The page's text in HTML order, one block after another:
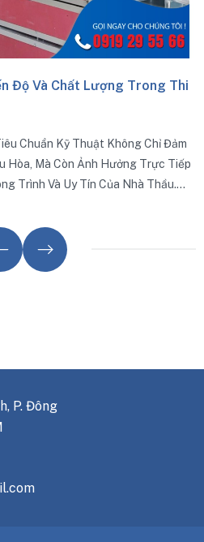
Độ Và Chất Lượng Trong Thi
Chuẩn Kỹ Thuật Không Chỉ Đảm
Hòa, Mà Còn Ảnh Hưởng Trực Tiếp
Trình Và Uy Tín Của Nhà Thầu.
Công Chuyên Nghiệp Thường Áp
Và Chất Lượng.
P. Đông